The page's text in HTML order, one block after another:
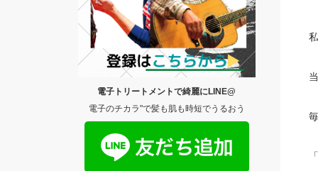
電子トリートメントで綺麗にLINE@
電子のチカラ"で髪も肌も時短でうるおう